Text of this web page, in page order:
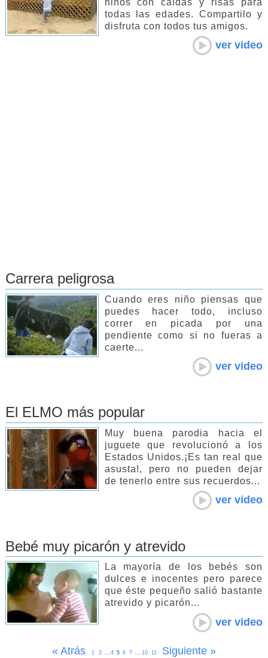
todas las edades. Compartilo y
disfruta con todos tus amigos.
ver video
Carrera peligrosa
Cuando eres niño piensas que
puedes hacer todo, incluso
correr en picada por una
pendiente como si no fueras a
caerte...
ver video
El ELMO más popular
Muy buena parodia hacia el
juguete que revolucionó a los
Estados Unidos.¡Es tan real que
asusta!, pero no pueden dejar
de tenerlo entre sus recuerdos...
ver video
Bebé muy picarón y atrevido
La mayoría de los bebés son
dulces e inocentes pero parece
que éste pequeño salió bastante
atrevido y picarón...
ver video
« Atrás 1 2 4 5 6 7 10 11 Siguiente »